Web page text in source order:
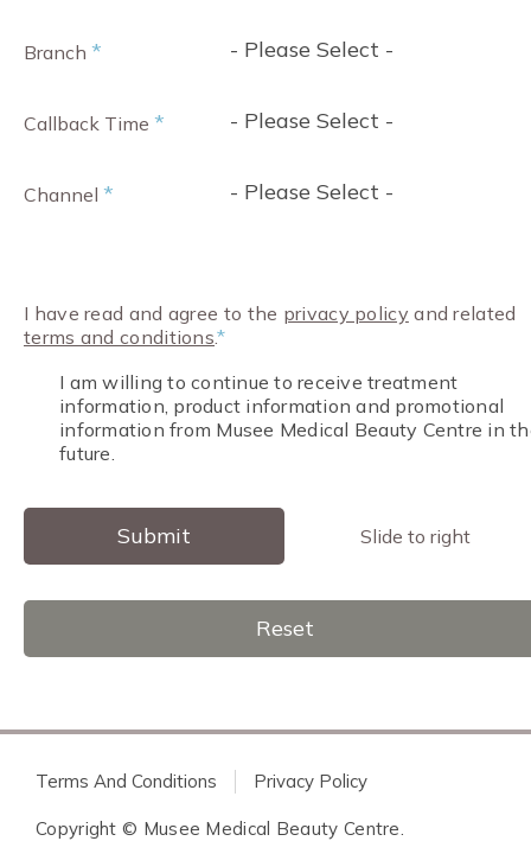
Branch * - Please Select -
Callback Time * - Please Select -
Channel * - Please Select -
I have read and agree to the privacy policy and related
terms and conditions.*
I am willing to continue to receive treatment
information, product information and promotional
information from Musee Medical Beauty Centre in
future.
Submit Slide to right
Reset
Terms And Conditions Privacy Policy
Copyright © Musee Medical Beauty Centre.